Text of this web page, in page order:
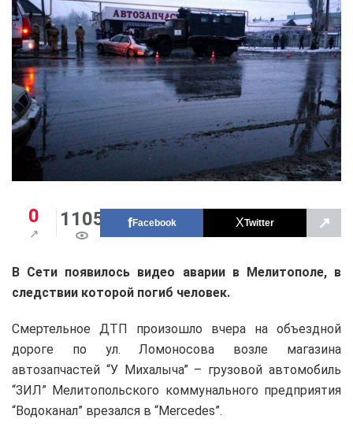
0 1105 Facebook Twitter ↗
В Сети появилось видео аварии в Мелитополе, в
следствии которой погиб человек.
Смертельное ДТП произошло вчера на объездной
дороге по ул. Ломоносова возле магазина
автозапчастей “У Михалыча” – грузовой автомобиль
“ЗИЛ” Мелитопольского коммунального предприятия
“Водоканал” врезался в “Merсedes”.